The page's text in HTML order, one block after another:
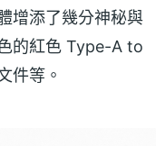
增添了幾分神秘與
的紅色 Type-A to
件等。